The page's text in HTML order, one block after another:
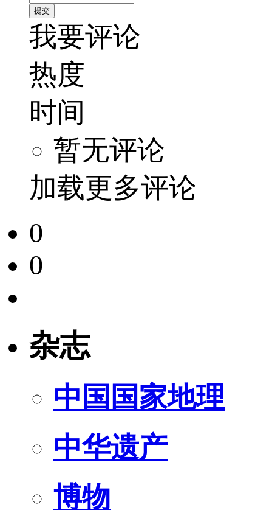
我要评论
热度
时间
暂无评论
加载更多评论
0
0
杂志
中国国家地理
中华遗产
博物